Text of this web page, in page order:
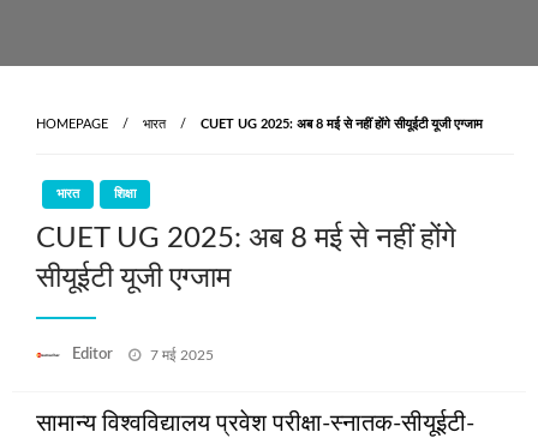
HOMEPAGE भारत CUET UG 2025: अब 8 मई से नहीं होंगे सीयूईटी यूजी एग्जाम
भारत शिक्षा
CUET UG 2025: अब 8 मई से नहीं होंगे
सीयूईटी यूजी एग्जाम
Editor
Posted
7 मई 2025
सामान्य विश्वविद्यालय प्रवेश परीक्षा-स्नातक-सीयूईटी-